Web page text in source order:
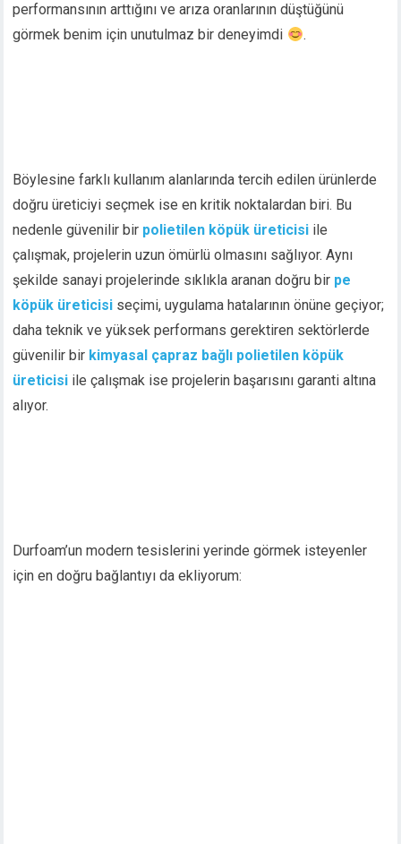
performansının arttığını ve arıza oranlarının düştüğünü
görmek benim için unutulmaz bir deneyimdi
.
Böylesine farklı kullanım alanlarında tercih edilen ürünlerde
doğru üreticiyi seçmek ise en kritik noktalardan biri. Bu
nedenle güvenilir bir polietilen köpük üreticisi ile
çalışmak, projelerin uzun ömürlü olmasını sağlıyor. Aynı
şekilde sanayi projelerinde sıklıkla aranan doğru bir pe
köpük üreticisi seçimi, uygulama hatalarının önüne geçiyor;
daha teknik ve yüksek performans gerektiren sektörlerde
güvenilir bir kimyasal çapraz bağlı polietilen köpük
üreticisi ile çalışmak ise projelerin başarısını garanti altına
alıyor.
Durfoam’un modern tesislerini yerinde görmek isteyenler
için en doğru bağlantıyı da ekliyorum: